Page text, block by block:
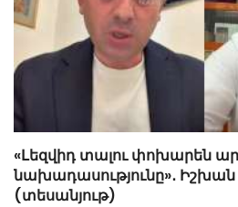
«Լեզվիդ տալու փոխարեն
նախադասությունը»․
(տեսանյութ)